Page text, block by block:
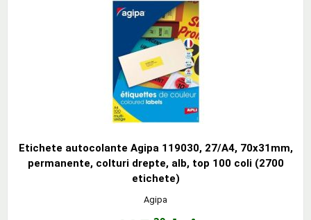
Etichete autocolante Agipa 119030, 27/A4, 70x31mm,
permanente, colturi drepte, alb, top 100 coli (2700
etichete)
Agipa